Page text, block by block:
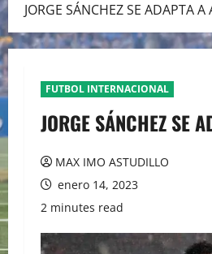
JORGE SÁNCHEZ SE ADAPTA A
FUTBOL INTERNACIONAL
JORGE SÁNCHEZ SE
MAX IMO ASTUDILLO
enero 14, 2023
2 minutes read